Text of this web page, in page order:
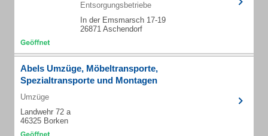
Entsorgungsbetriebe
In der Emsmarsch 17-19
26871 Aschendorf
Abels Umzüge, Möbeltransporte,
Spezialtransporte und Montagen
Umzüge
Landwehr 72 a
46325 Borken